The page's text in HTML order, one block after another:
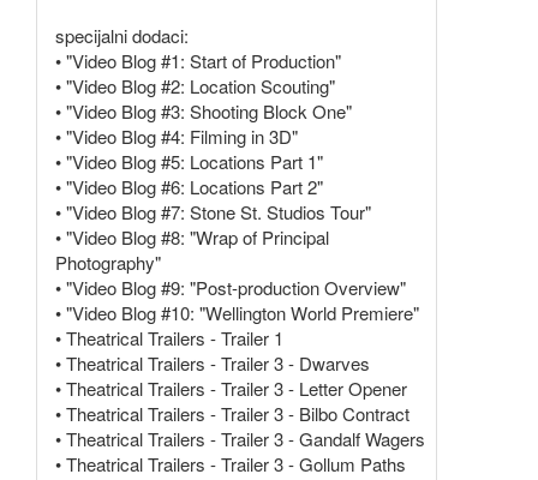
specijalni dodaci:
• "Video Blog #1: Start of Production"
• "Video Blog #2: Location Scouting"
• "Video Blog #3: Shooting Block One"
• "Video Blog #4: Filming in 3D"
• "Video Blog #5: Locations Part 1"
• "Video Blog #6: Locations Part 2"
• "Video Blog #7: Stone St. Studios Tour"
• "Video Blog #8: "Wrap of Principal
Photography"
• "Video Blog #9: "Post-production Overview"
• "Video Blog #10: "Wellington World Premiere"
• Theatrical Trailers - Trailer 1
• Theatrical Trailers - Trailer 3 - Dwarves
• Theatrical Trailers - Trailer 3 - Letter Opener
• Theatrical Trailers - Trailer 3 - Bilbo Contract
• Theatrical Trailers - Trailer 3 - Gandalf Wagers
• Theatrical Trailers - Trailer 3 - Gollum Paths